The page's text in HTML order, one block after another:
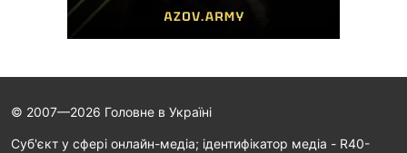
© 2007—2026 Головне в Україні
Cуб'єкт у сфері онлайн-медіа; ідентифікатор медіа - R40-